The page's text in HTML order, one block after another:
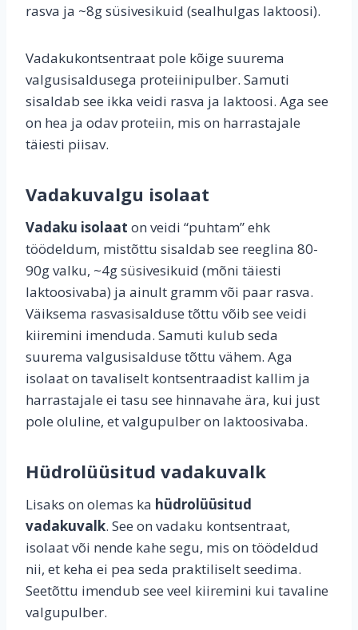
rasva ja ~8g süsivesikuid (sealhulgas laktoosi).
Vadakukontsentraat pole kõige suurema
valgusisaldusega proteiinipulber. Samuti
sisaldab see ikka veidi rasva ja laktoosi. Aga see
on hea ja odav proteiin, mis on harrastajale
täiesti piisav.
Vadakuvalgu isolaat
Vadaku isolaat on veidi “puhtam” ehk
töödeldum, mistõttu sisaldab see reeglina 80-
90g valku, ~4g süsivesikuid (mõni täiesti
laktoosivaba) ja ainult gramm või paar rasva.
Väiksema rasvasisalduse tõttu võib see veidi
kiiremini imenduda. Samuti kulub seda
suurema valgusisalduse tõttu vähem. Aga
isolaat on tavaliselt kontsentraadist kallim ja
harrastajale ei tasu see hinnavahe ära, kui just
pole oluline, et valgupulber on laktoosivaba.
Hüdrolüüsitud vadakuvalk
Lisaks on olemas ka hüdrolüüsitud
vadakuvalk. See on vadaku kontsentraat,
isolaat või nende kahe segu, mis on töödeldud
nii, et keha ei pea seda praktiliselt seedima.
Seetõttu imendub see veel kiiremini kui tavaline
valgupulber.